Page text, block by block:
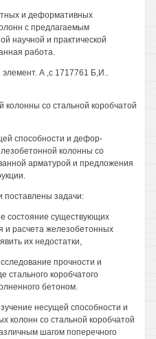
и деформативных
с предлагаемым
научной и практической
работа.
А ,с 1717761 Б,И..
со стальной коробчатой
способности и дефор-
колонны со
арматурой и предложения
поставлены задачи:
состояние существующих
и расчета железобетонных
их недостатки,
прочности и
стального коробчатого
бетоном.
несущей способности и
колонн со стальной коробчатой
шагом поперечного